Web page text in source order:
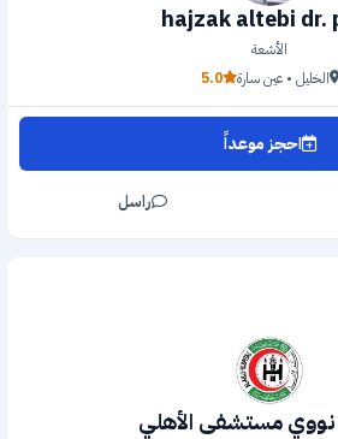
الأشعة
الخليل • عين سارة
5.0
احجز موعداً
راسل
مستشفى الأهلي